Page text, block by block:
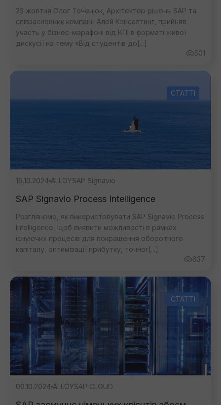
23 жовтня Олег Точенюк, Архітектор рішень SAP та
співзасновник компанії Алой Консалтинг, прийняв
участь у бізнес-марафоні від КПІ в форматі живої
дискусії на тему «Від студентів до[...]
501
СТАТТІ
16.10.2024 ALLOYSAP Signavio
SAP Signavio Process Intelligence
Розглянемо, як використовувати SAP Signavio Process
Intelligence, щоб виявити можливості в рамках
існуючих процесів для покращення оборотного
капіталу, оптимізації прибутку, точног[...]
637
СТАТТІ
09.10.2024 ALLOYSAP CLOUD